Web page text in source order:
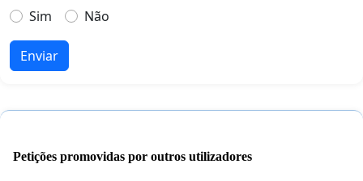
Sim
Não
Enviar
Petições promovidas por outros utilizadores